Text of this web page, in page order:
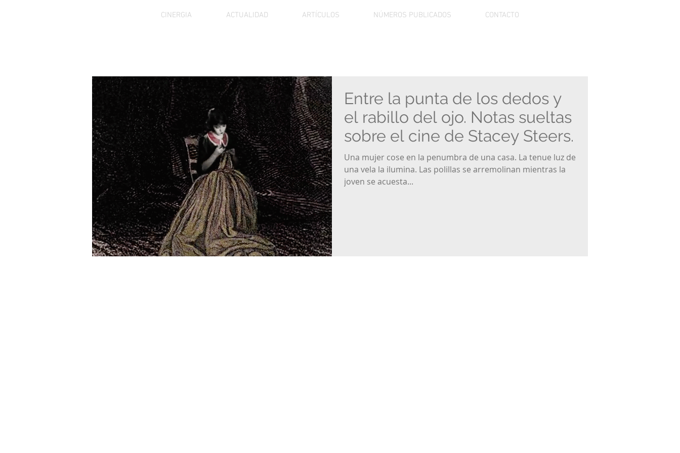
CINERGIA ACTUALIDAD ARTÍCULOS NÚMEROS PUBLICADOS CONTACTO
Entre la punta de los dedos y
el rabillo del ojo. Notas sueltas
sobre el cine de Stacey Steers.
Una mujer cose en la penumbra de una casa. La tenue luz de
una vela la ilumina. Las polillas se arremolinan mientras la
joven se acuesta...